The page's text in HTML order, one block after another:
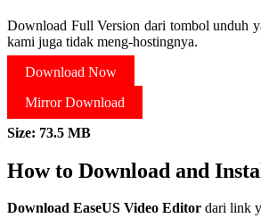
Download Full Version dari tombol unduh
kami juga tidak meng-hostingnya.
Download Now
Mirror Download
Size: 73.5 MB
How to Download and
Download EaseUS Video Editor dari link